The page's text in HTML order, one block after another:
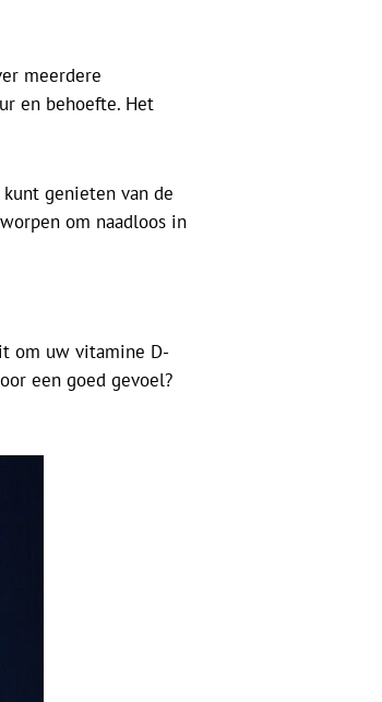
meerdere
en behoefte. Het
genieten van de
om naadloos in
om uw vitamine D-
een goed gevoel?